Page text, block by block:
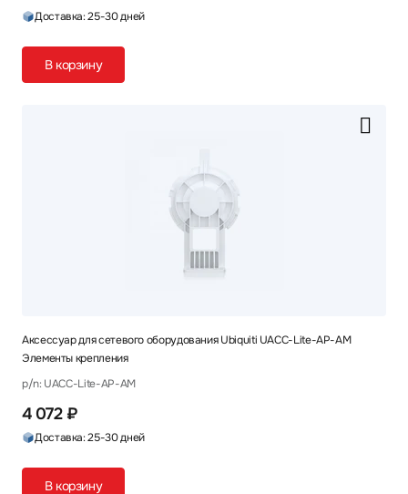
Доставка: 25-30 дней
В корзину
Аксессуар для сетевого оборудования Ubiquiti UACC-Lite-AP-AM
Элементы крепления
p/n: UACC-Lite-AP-AM
4 072 ₽
Доставка: 25-30 дней
В корзину